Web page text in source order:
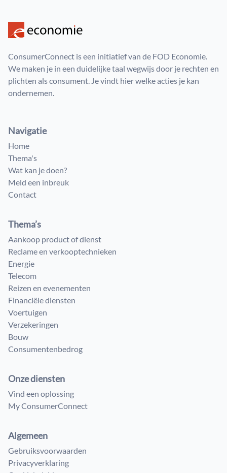
ConsumerConnect is een initiatief van de FOD Economie.
We maken je in een duidelijke taal wegwijs door je rechten en
plichten als consument. Je vindt hier welke acties je kan
ondernemen.
Navigatie
Home
Thema's
Wat kan je doen?
Meld een inbreuk
Contact
Thema’s
Aankoop product of dienst
Reclame en verkooptechnieken
Energie
Telecom
Reizen en evenementen
Financiële diensten
Voertuigen
Verzekeringen
Bouw
Consumenten​bedrog
Onze diensten
Vind een oplossing
My ConsumerConnect
Algemeen
Gebruiksvoorwaarden
Privacyverklaring